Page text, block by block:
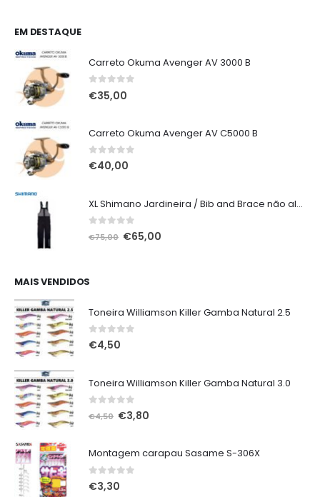
EM DESTAQUE
Carreto Okuma Avenger AV 3000 B
0out of 5
€35,00
Carreto Okuma Avenger AV C5000 B
0out of 5
€40,00
XL Shimano Jardineira / Bib and Brace não alcochoada preta
out of 5
€75,00 O
€65,00
MAIS VENDIDOS
Toneira Williamson Killer Gamba Natural 2.5
0out of 5
€4,50
Toneira Williamson Killer Gamba Natural 3.0
out of 5
€4,50 O
era:
€4,50.
€3,80
é:
Montagem carapau Sasame S-306X
0out of 5
€3,30